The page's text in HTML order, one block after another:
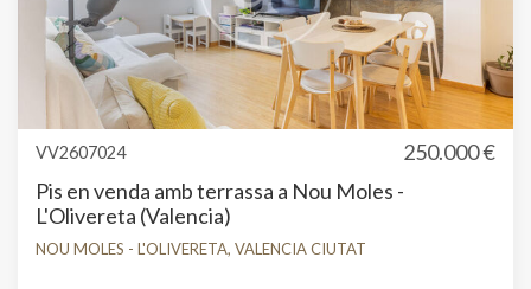
VV2607024
250.000 €
Pis en venda amb terrassa a Nou Moles -
L'Olivereta (Valencia)
NOU MOLES - L'OLIVERETA, VALENCIA CIUTAT